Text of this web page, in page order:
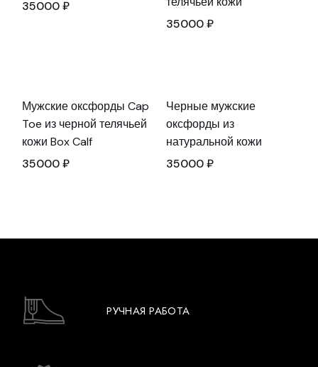
35000₽
35000₽
Мужские оксфорды Cap
Toe из черной телячьей
кожи Box Calf
35000₽
Черные мужские
оксфорды из
натуральной кожи
35000₽
РУЧНАЯ РАБОТА